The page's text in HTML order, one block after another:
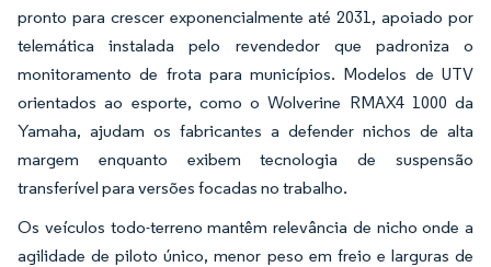
pronto para crescer exponencialmente até 2031, apoiado por
telemática instalada pelo revendedor que padroniza o
monitoramento de frota para municípios. Modelos de UTV
orientados ao esporte, como o Wolverine RMAX4 1000 da
Yamaha, ajudam os fabricantes a defender nichos de alta
margem enquanto exibem tecnologia de suspensão
transferível para versões focadas no trabalho.
Os veículos todo-terreno mantêm relevância de nicho onde a
agilidade de piloto único, menor peso em freio e larguras de